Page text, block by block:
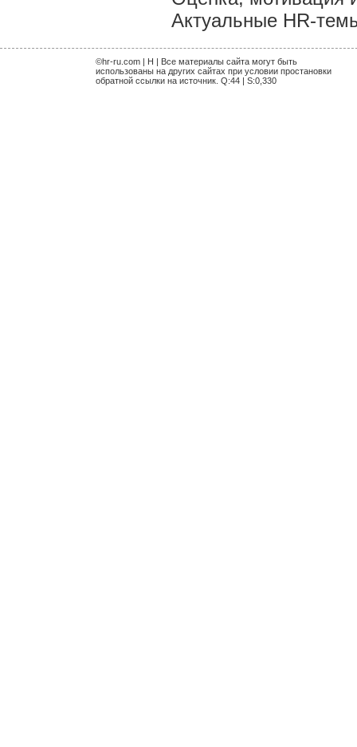
Актуальные HR-
©hr-ru.com | H | Все материалы сайта могут быть
использованы на других сайтах при условии простановки
обратной ссылки на источник. Q:44 | S:0,330